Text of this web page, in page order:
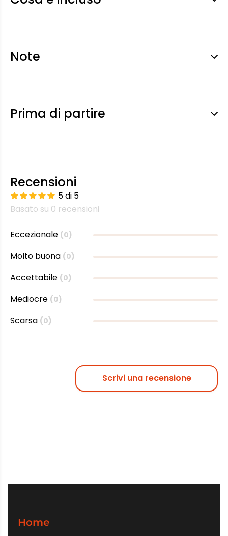
Note
Prima di partire
Recensioni
5 di 5
Basato su 0 recensioni
Eccezionale (0)
Molto buona (0)
Accettabile (0)
Mediocre (0)
Scarsa (0)
Scrivi una recensione
Home